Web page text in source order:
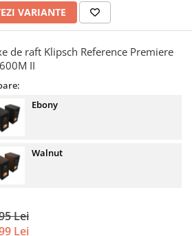
VARIANTE
de raft Klipsch Reference Premiere
II
Ebony
Walnut
Lei
Lei